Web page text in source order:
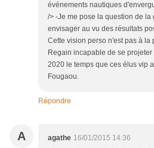
événements nautiques
/> -Je me pose la question de
envisager au vu des résultats
Cette vision perso n'est pas à la
Regain incapable de se projeter
2020 le temps que ces élus vip
Fougaou.
Répondre
A agathe 16/01/2015 14:36